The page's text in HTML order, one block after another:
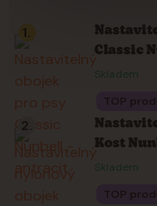
1.
Classic
Skladem
TOP
2.
Kost
Skladem
TOP